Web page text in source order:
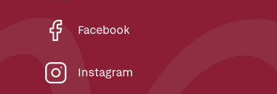
Facebook
Instagram